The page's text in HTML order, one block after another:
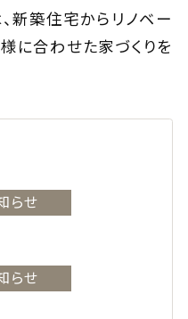
新築住宅からリノベー
に合わせた家づくりを
らせ
らせ